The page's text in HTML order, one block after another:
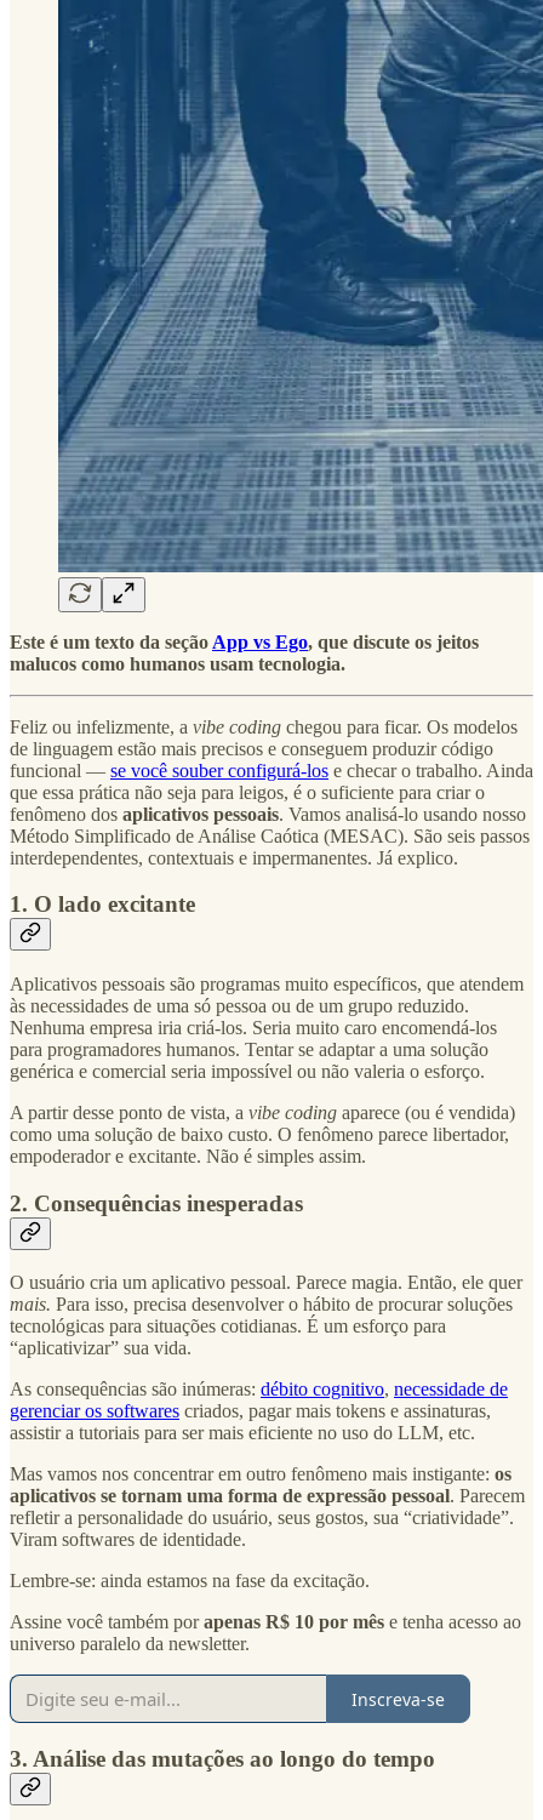
Este é um texto da seção App vs Ego, que discute os jeitos
malucos como humanos usam tecnologia.
Feliz ou infelizmente, a vibe coding chegou para ficar. Os modelos
de linguagem estão mais precisos e conseguem produzir código
funcional — se você souber configurá-los e checar o trabalho. Ainda
que essa prática não seja para leigos, é o suficiente para criar o
fenômeno dos aplicativos pessoais. Vamos analisá-lo usando nosso
Método Simplificado de Análise Caótica (MESAC). São seis passos
interdependentes, contextuais e impermanentes. Já explico.
1. O lado excitante
Aplicativos pessoais são programas muito específicos, que atendem
às necessidades de uma só pessoa ou de um grupo reduzido.
Nenhuma empresa iria criá-los. Seria muito caro encomendá-los
para programadores humanos. Tentar se adaptar a uma solução
genérica e comercial seria impossível ou não valeria o esforço.
A partir desse ponto de vista, a vibe coding aparece (ou é vendida)
como uma solução de baixo custo. O fenômeno parece libertador,
empoderador e excitante. Não é simples assim.
2. Consequências inesperadas
O usuário cria um aplicativo pessoal. Parece magia. Então, ele quer
mais. Para isso, precisa desenvolver o hábito de procurar soluções
tecnológicas para situações cotidianas. É um esforço para
“aplicativizar” sua vida.
As consequências são inúmeras: débito cognitivo, necessidade de
gerenciar os softwares criados, pagar mais tokens e assinaturas,
assistir a tutoriais para ser mais eficiente no uso do LLM, etc.
Mas vamos nos concentrar em outro fenômeno mais instigante: os
aplicativos se tornam uma forma de expressão pessoal. Parecem
refletir a personalidade do usuário, seus gostos, sua “criatividade”.
Viram softwares de identidade.
Lembre-se: ainda estamos na fase da excitação.
Assine você também porapenas R$ 10 por mês e tenha acesso ao
universo paralelo da newsletter.
Inscreva-se
3. Análise das mutações ao longo do tempo